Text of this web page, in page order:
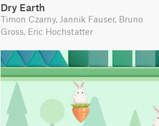
Dry Earth
Timon Czarny, Jannik Fauser, Bruno
Gross, Eric Hochstatter